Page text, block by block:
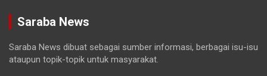
Saraba News
Saraba News dibuat sebagai sumber informasi, berbagai isu-isu
ataupun topik-topik untuk masyarakat.